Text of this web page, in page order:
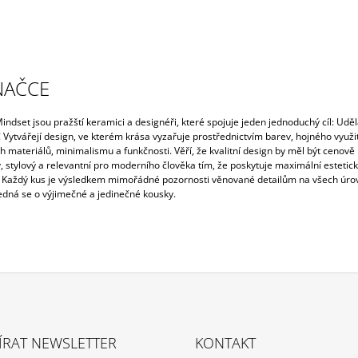
jsou pražští keramici a designéři, které spojuje jeden jednoduchý cíl:
Vytvářejí design, ve kterém krása vyzařuje prostřednictvím barev, hojného
materiálů, minimalismu a funkčnosti. Věří, že kvalitní design by měl být cenově
stylový a relevantní pro moderního člověka tím, že poskytuje maximální
kus je výsledkem mimořádné pozornosti věnované detailům na všech
se o výjimečné a jedinečné kousky.
NEWSLETTER KONTAKT